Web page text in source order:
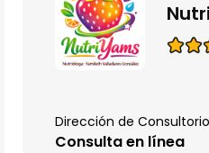
Dirección de Consultorio
Consulta en línea